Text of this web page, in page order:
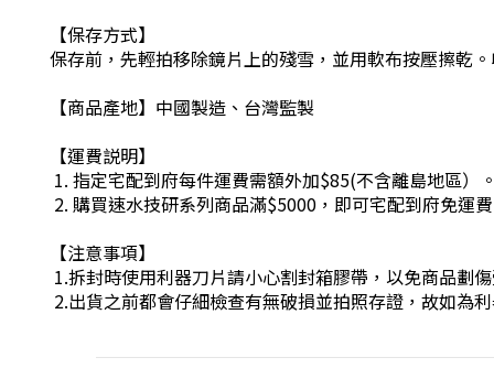
【保存方式】
保存前，先輕拍移除鏡片上的殘雪，並用軟布按壓擦乾
【商品產地】中國製造、台灣監製
【運費説明】
1. 指定宅配到府每件運費需額外加$85(不含離島地區）
2. 購買速水技研系列商品滿$5000，即可宅配到府免運
【注意事項】
1.拆封時使用利器刀片請小心割封箱膠帶，以免商品劃
2.出貨之前都會仔細檢查有無破損並拍照存證，故如為